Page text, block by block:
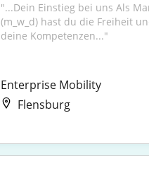
"...Dein Einstieg bei uns Als
(m_w_d) hast du die Freiheit
deine Kompetenzen..."
Enterprise Mobility
Flensburg